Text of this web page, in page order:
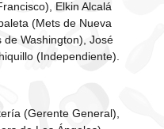
Elkin Alcalá
(Mets de Nueva
de Washington), José
(Independiente).
(Gerente General),